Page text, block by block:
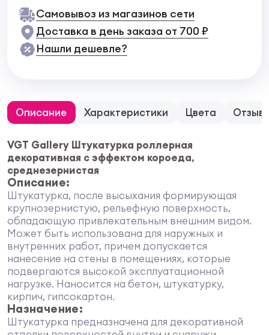
Самовывоз из магазинов сети
Доставка в день заказа от 700 ₽
Нашли дешевле?
Описание Характеристики Цвета
VGT Gallery Штукатурка роллерная
декоративная с эффектом короеда,
среднезернистая
Описание:
Штукатурка, после высыхания формирующая
крупнозернистую, рельефную поверхность,
обладающую привлекательным внешним видом.
Может быть использована для наружных и
внутренних работ, причем допускается
нанесение на стены в помещениях, которые
подвергаются высокой эксплуатационной
нагрузке. Наносится на бетон, штукатурку,
кирпич, гипсокартон.
Назначение:
Штукатурка предназначена для декоративной